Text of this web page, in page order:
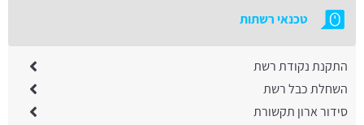
טכנאי רשתות
התקנת נקודת רשת
השחלת כבל רשת
סידור ארון תקשורת